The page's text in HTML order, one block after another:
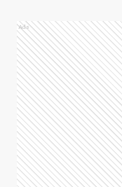
Ads